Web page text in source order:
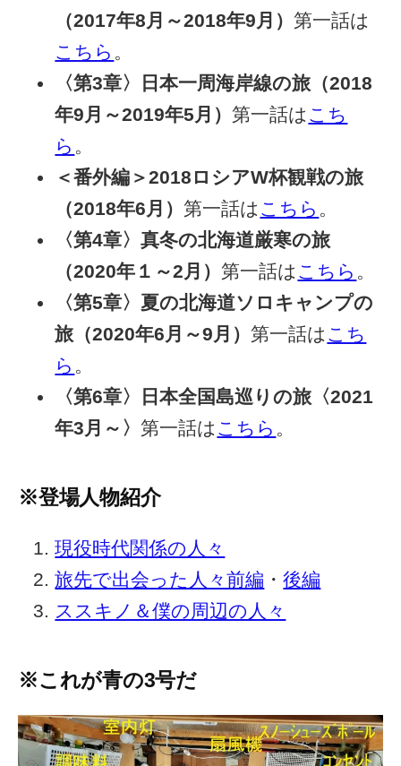
（2017年8月～2018年9月）第一話は
こちら 。
〈第3章〉日本一周海岸線の旅（2018
年9月～2019年5月）第一話は こち
ら 。
＜番外編＞2018ロシアW杯観戦の旅
（2018年6月）第一話は こちら 。
〈第4章〉真冬の北海道厳寒の旅
（2020年１～2月）第一話は こちら 。
〈第5章〉夏の北海道ソロキャンプの
旅（2020年6月～9月）第一話は こち
ら 。
〈第6章〉日本全国島巡りの旅〈2021
年3月～〉第一話は こちら 。
※登場人物紹介
現役時代関係の人々
旅先で出会った人々前編 ・後編
ススキノ＆僕の周辺の人々
※これが青の3号だ